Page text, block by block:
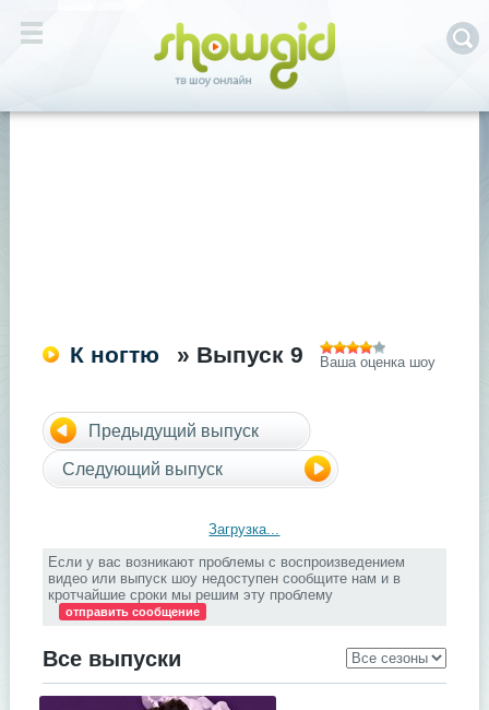
К ногтю » Выпуск 9 Ваша оценка шоу
Предыдущий выпуск
Следующий выпуск
Загрузка...
Если у вас возникают проблемы с воспроизведением
видео или выпуск шоу недоступен сообщите нам и в
кротчайшие сроки мы решим эту проблему
отправить сообщение
Все выпуски